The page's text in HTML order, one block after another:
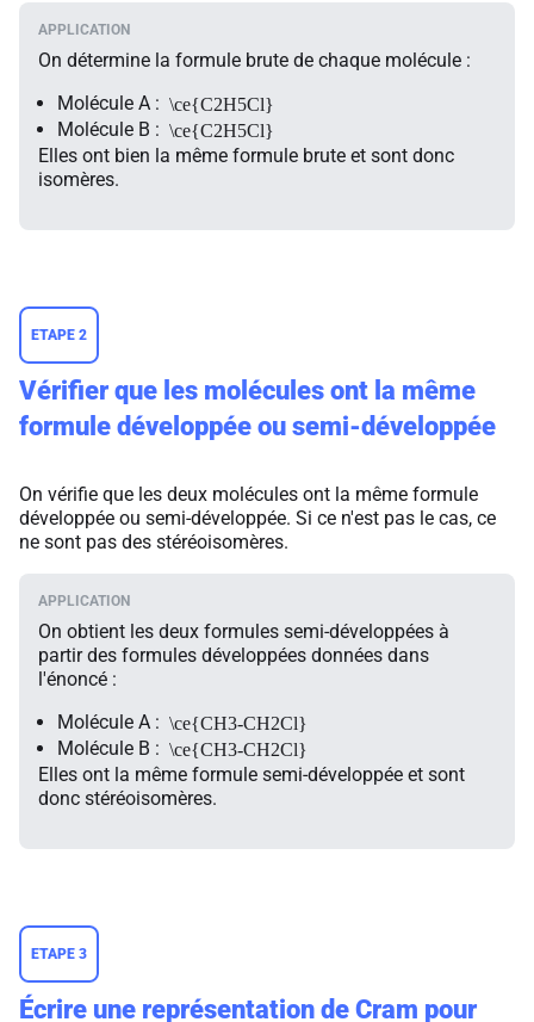
On détermine la formule brute de chaque molécule :
Molécule A : \ce{C2H5Cl}
Molécule B : \ce{C2H5Cl}
Elles ont bien la même formule brute et sont donc
isomères.
ETAPE 2
Vérifier que les molécules ont la même
formule développée ou semi-développée
On vérifie que les deux molécules ont la même formule
développée ou semi-développée. Si ce n'est pas le cas, ce
ne sont pas des stéréoisomères.
On obtient les deux formules semi-développées à
partir des formules développées données dans
l'énoncé :
Molécule A : \ce{CH3-CH2Cl}
Molécule B : \ce{CH3-CH2Cl}
Elles ont la même formule semi-développée et sont
donc stéréoisomères.
ETAPE 3
Écrire une représentation de Cram pour